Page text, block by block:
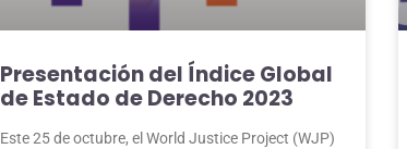
Presentación del Índice Global
de Estado de Derecho 2023
Este 25 de octubre, el World Justice Project (WJP)